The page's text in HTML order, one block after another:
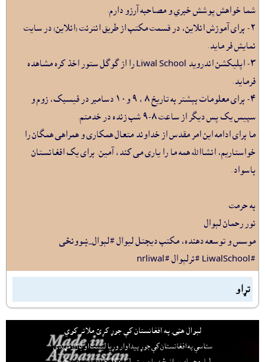
شما خواهش پوشش خبري و مصاحبه آرزو دارم.
٢- براى آموزش انلاين، در قسمت مکتب از طريق انترنت (انلاين) در سايت
نمايش فر مايد.
٣- اپليکشن اندرويد Liwal School را از گوگل ستور اخذ کره مشاهده
فرمايد.
٤- براى معلومات بېشتر به تاريخ ٨ ، ٩ و١٠ دسامبر در فيسبک، زوم و
سپيس يک پس ديگر از ساعت ٨-٩ شب زنده در خدمتم.
ما برای ادامه اين امر مقدس از خداوند متعال همکاری و همراهی همگان را
خواستاريم، انشاالله همه ما را ياری مى کند، آمين. برای يک افغانستان
باسواد.
به حرمت
نور رحمان لېوال
موسس و توسعه دهنده، مکتب ديجتل ليوال #لېوال_ښوونځى
#LiwalSchool #نرلېوال #nrliwal
تړاو
لېوال هټۍ په افغانستان کې جوړ کړئ ملاتړ کوي
ستاسې په افغانستان کې جوړ پيداوار وړيا ليست او بازارموندې